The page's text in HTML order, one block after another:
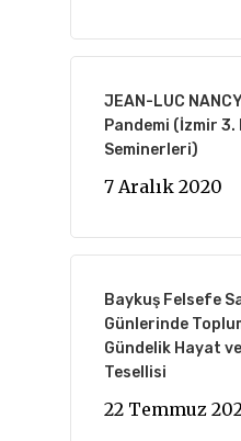
JEAN-LUC
Pandemi (İzmir
Seminerleri)
7 Aralık 2020
Baykuş Felsefe
Günlerinde
Gündelik Hayat
Tesellisi
22 Temmuz